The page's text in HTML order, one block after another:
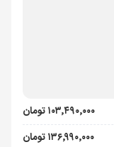
۱۰۳٬۴۹۰٬۰۰۰ تومان
۱۳۶٬۹۹۰٬۰۰۰ تومان